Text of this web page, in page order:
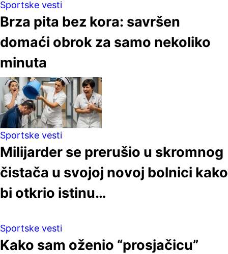
Sportske vesti
Brza pita bez kora: savršen
domaći obrok za samo nekoliko
minuta
Sportske vesti
Milijarder se prerušio u skromnog
čistača u svojoj novoj bolnici kako
bi otkrio istinu…
Sportske vesti
Kako sam oženio “prosjačicu”